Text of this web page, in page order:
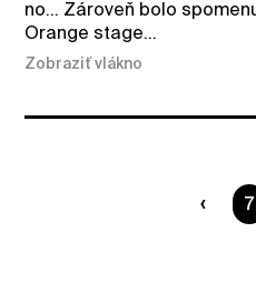
no... Zároveň bolo
Orange stage...
Zobraziť vlákno
7